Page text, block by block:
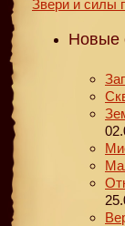
Звери и силы
Новые